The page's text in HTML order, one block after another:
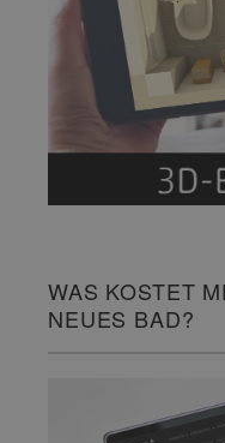
WAS KOSTET
NEUES BAD?